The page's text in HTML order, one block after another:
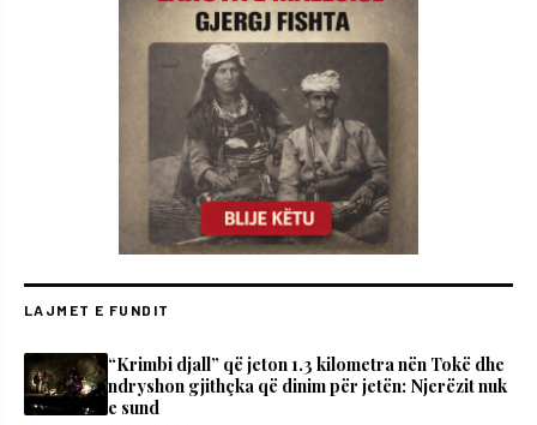
LAJMET E FUNDIT
“Krimbi djall” që jeton 1.3 kilometra nën Tokë dhe
ndryshon gjithçka që dinim për jetën: Njerëzit nuk
e sund